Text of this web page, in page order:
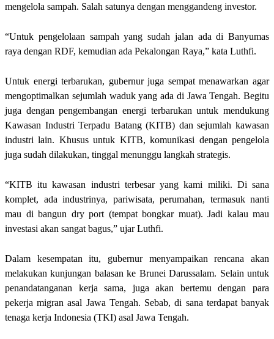
mengelola sampah. Salah satunya dengan menggandeng investor.
“Untuk pengelolaan sampah yang sudah jalan ada di Banyumas
raya dengan RDF, kemudian ada Pekalongan Raya,” kata Luthfi.
Untuk energi terbarukan, gubernur juga sempat menawarkan agar
mengoptimalkan sejumlah waduk yang ada di Jawa Tengah. Begitu
juga dengan pengembangan energi terbarukan untuk mendukung
Kawasan Industri Terpadu Batang (KITB) dan sejumlah kawasan
industri lain. Khusus untuk KITB, komunikasi dengan pengelola
juga sudah dilakukan, tinggal menunggu langkah strategis.
“KITB itu kawasan industri terbesar yang kami miliki. Di sana
komplet, ada industrinya, pariwisata, perumahan, termasuk nanti
mau di bangun dry port (tempat bongkar muat). Jadi kalau mau
investasi akan sangat bagus,” ujar Luthfi.
Dalam kesempatan itu, gubernur menyampaikan rencana akan
melakukan kunjungan balasan ke Brunei Darussalam. Selain untuk
penandatanganan kerja sama, juga akan bertemu dengan para
pekerja migran asal Jawa Tengah. Sebab, di sana terdapat banyak
tenaga kerja Indonesia (TKI) asal Jawa Tengah.